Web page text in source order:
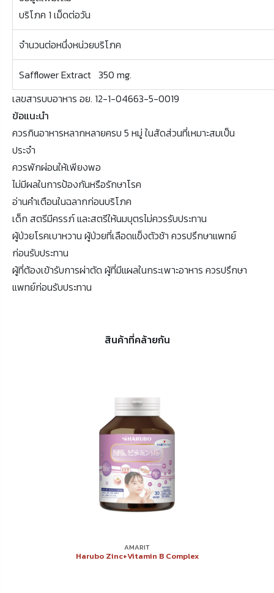
บริโภค 1 เม็ดต่อวัน
จำนวนต่อหนึ่งหน่วยบริโภค
Safflower Extract 350 mg.
เลขสารบบอาหาร อย. 12-1-04663-5-0019
ข้อแนะนำ
ควรกินอาหารหลากหลายครบ 5 หมู่ ในสัดส่วนที่เหมาะสมเป็น
ประจำ
ควรพักผ่อนให้เพียงพอ
ไม่มีผลในการป้องกันหรือรักษาโรค
อ่านคำเตือนในฉลากก่อนบริโภค
เด็ก สตรีมีครรภ์ และสตรีให้นมบุตรไม่ควรรับประทาน
ผู้ป่วยโรคเบาหวาน ผู้ป่วยที่เลือดแข็งตัวช้า ควรปรึกษาแพทย์
ก่อนรับประทาน
ผู้ที่ต้องเข้ารับการผ่าตัด ผู้ที่มีแผลในกระเพาะอาหาร ควรปรึกษา
แพทย์ก่อนรับประทาน
สินค้าที่คล้ายกัน
AMARIT
Harubo Zinc+Vitamin B Complex